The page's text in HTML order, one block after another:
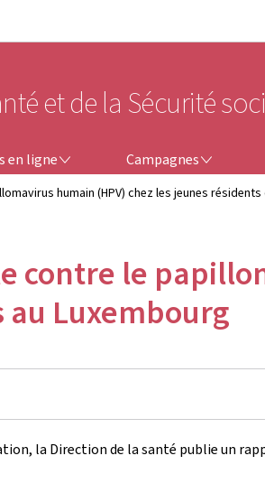
et de la Sécurité
en ligne Campagnes
humain (HPV) chez les jeunes résidents
contre le
au Luxembourg
la Direction de la santé publie un